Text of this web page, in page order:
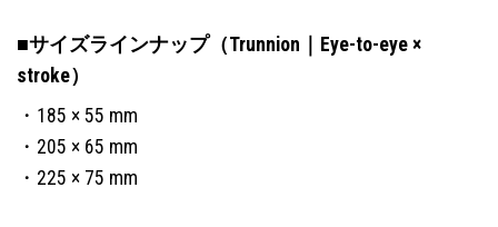
選
択
き
ま
す
択
■サイズラインナップ（Trunnion｜Eye-to-eye ×
stroke）
・185 × 55 mm
・205 × 65 mm
・225 × 75 mm